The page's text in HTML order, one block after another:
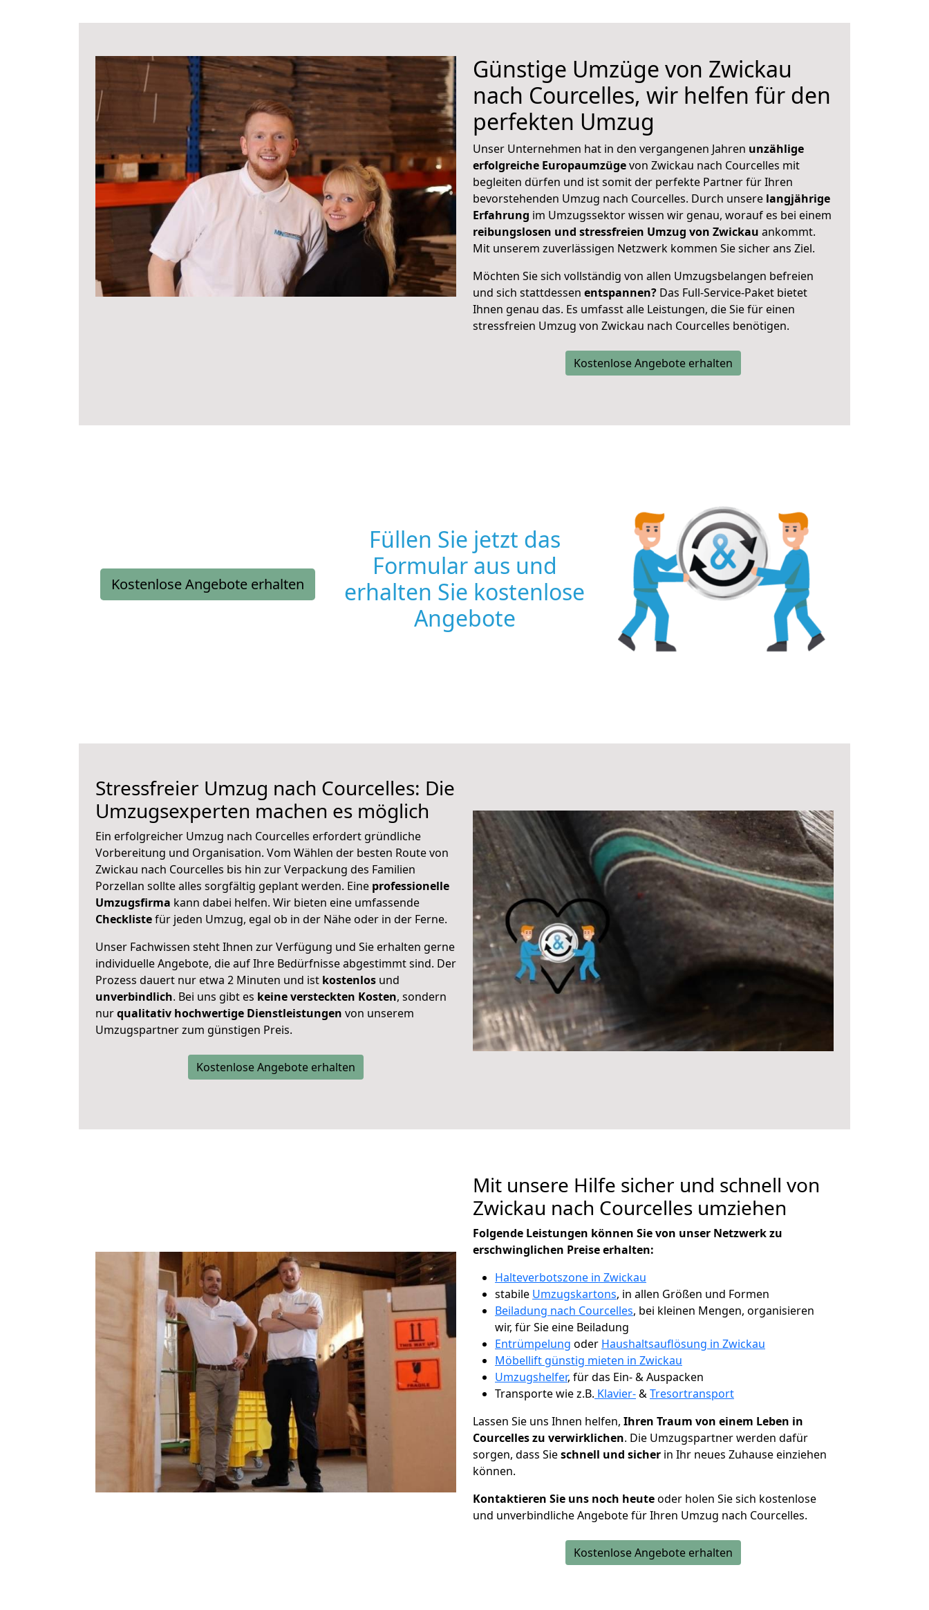
Günstige Umzüge von Zwickau
nach Courcelles, wir helfen für den
perfekten Umzug
Unser Unternehmen hat in den vergangenen Jahren unzählige
erfolgreiche Europaumzügevon Zwickau nach Courcelles mit
begleiten dürfen und ist somit der perfekte Partner für Ihren
bevorstehenden Umzug nach Courcelles. Durch unsere langjährige
Erfahrung im Umzugssektor wissen wir genau, worauf es bei einem
reibungslosen und stressfreien Umzug von Zwickau ankommt.
Mit unserem zuverlässigen Netzwerk kommen Sie sicher ans Ziel.
Möchten Sie sich vollständig von allen Umzugsbelangen befreien
und sich stattdessen entspannen? Das Full-Service-Paket bietet
Ihnen genau das. Es umfasst alle Leistungen, die Sie für einen
stressfreien Umzug von Zwickau nach Courcelles benötigen.
Kostenlose Angebote erhalten
Kostenlose Angebote erhalten
Füllen Sie jetzt das
Formular aus und
erhalten Sie kostenlose
Angebote
Stressfreier Umzug nach Courcelles: Die
Umzugsexperten machen es möglich
Ein erfolgreicher Umzug nach Courcelles erfordert gründliche
Vorbereitung und Organisation. Vom Wählen der besten Route von
Zwickau nach Courcelles bis hin zur Verpackung des Familien
Porzellan sollte alles sorgfältig geplant werden. Eine professionelle
Umzugsfirma kann dabei helfen. Wir bieten eine umfassende
Checklistefür jeden Umzug, egal ob in der Nähe oder in der Ferne.
Unser Fachwissen steht Ihnen zur Verfügung und Sie erhalten gerne
individuelle Angebote, die auf Ihre Bedürfnisse abgestimmt sind. Der
Prozess dauert nur etwa 2 Minuten und ist kostenlos und
unverbindlich. Bei uns gibt es keine versteckten Kosten, sondern
nurqualitativ hochwertige Dienstleistungen von unserem
Umzugspartner zum günstigen Preis.
Kostenlose Angebote erhalten
Mit unsere Hilfe sicher und schnell von
Zwickau nach Courcelles umziehen
Folgende Leistungen können Sie von unser Netzwerk zu
erschwinglichen Preise erhalten:
Halteverbotszone in Zwickau
stabile Umzugskartons, in allen Größen und Formen
Beiladung nach Courcelles, bei kleinen Mengen, organisieren
wir, für Sie eine Beiladung
Entrümpelung oder Haushaltsauflösung in Zwickau
Möbellift günstig mieten in Zwickau
Umzugshelfer, für das Ein- & Auspacken
Transporte wie z.B. Klavier-&Tresortransport
Lassen Sie uns Ihnen helfen, Ihren Traum von einem Leben in
Courcelles zu verwirklichen. Die Umzugspartner werden dafür
sorgen, dass Sieschnell und sicher in Ihr neues Zuhause einziehen
können.
Kontaktieren Sie uns noch heuteoder holen Sie sich kostenlose
und unverbindliche Angebote für Ihren Umzug nach Courcelles.
Kostenlose Angebote erhalten